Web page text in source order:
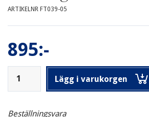
ARTIKELNR FT039-05
895:-
Lägg i varukorgen
Beställningsvara